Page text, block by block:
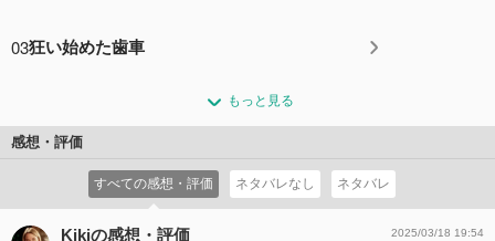
03狂い始めた歯車
もっと見る
感想・評価
すべての感想・評価 ネタバレなし ネタバレ
Kikiの感想・評価 2025/03/18 19:54